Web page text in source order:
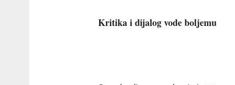
Kritika i dijalog vode boljemu